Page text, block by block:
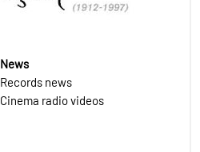
News
Records news
Cinema radio videos